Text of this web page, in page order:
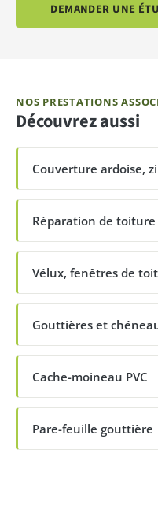
DEMANDER UNE
NOS PRESTATIONS
Découvrez aussi
Couverture ardoise,
Réparation de toiture
Vélux, fenêtres de toit
Gouttières et
Cache-moineau PVC
Pare-feuille gouttière